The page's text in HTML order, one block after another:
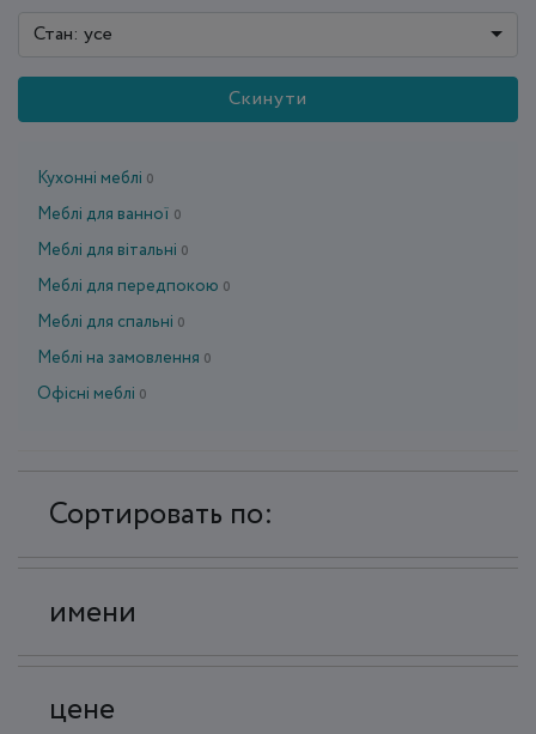
Стан: усе
Скинути
Кухонні меблі 0
Меблі для ванної 0
Меблі для вітальні 0
Меблі для передпокою 0
Меблі для спальні 0
Меблі на замовлення 0
Офісні меблі 0
Сортировать по:
имени
цене